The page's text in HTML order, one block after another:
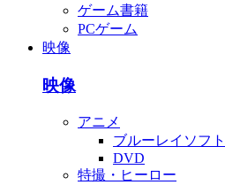
ゲーム書籍
PCゲーム
映像
映像
アニメ
ブルーレイソフト
DVD
特撮・ヒーロー